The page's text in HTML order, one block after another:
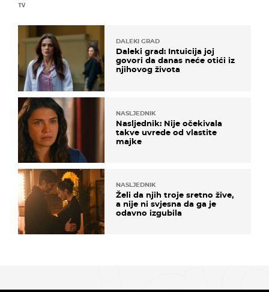
TV
DALEKI GRAD
Daleki grad: Intuicija joj
govori da danas neće otići iz
njihovog života
NASLJEDNIK
Nasljednik: Nije očekivala
takve uvrede od vlastite
majke
NASLJEDNIK
Želi da njih troje sretno žive,
a nije ni svjesna da ga je
odavno izgubila